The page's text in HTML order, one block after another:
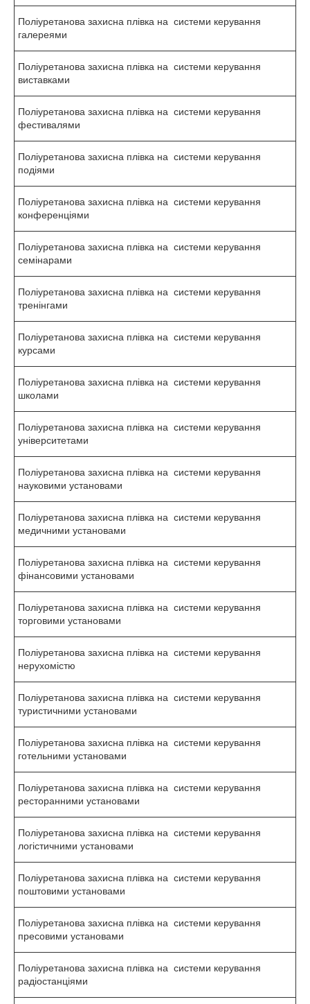
Поліуретанова захисна плівка на системи керування
галереями
Поліуретанова захисна плівка на системи керування
виставками
Поліуретанова захисна плівка на системи керування
фестивалями
Поліуретанова захисна плівка на системи керування
подіями
Поліуретанова захисна плівка на системи керування
конференціями
Поліуретанова захисна плівка на системи керування
семінарами
Поліуретанова захисна плівка на системи керування
тренінгами
Поліуретанова захисна плівка на системи керування
курсами
Поліуретанова захисна плівка на системи керування
школами
Поліуретанова захисна плівка на системи керування
університетами
Поліуретанова захисна плівка на системи керування
науковими установами
Поліуретанова захисна плівка на системи керування
медичними установами
Поліуретанова захисна плівка на системи керування
фінансовими установами
Поліуретанова захисна плівка на системи керування
торговими установами
Поліуретанова захисна плівка на системи керування
нерухомістю
Поліуретанова захисна плівка на системи керування
туристичними установами
Поліуретанова захисна плівка на системи керування
готельними установами
Поліуретанова захисна плівка на системи керування
ресторанними установами
Поліуретанова захисна плівка на системи керування
логістичними установами
Поліуретанова захисна плівка на системи керування
поштовими установами
Поліуретанова захисна плівка на системи керування
пресовими установами
Поліуретанова захисна плівка на системи керування
радіостанціями